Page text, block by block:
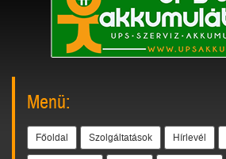
Menü:
Főoldal Szolgáltatások Hírlevél